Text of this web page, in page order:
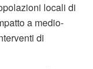
locali di
a medio-
di